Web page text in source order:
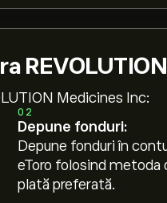
Medicines Inc:
02
Depune fonduri:
Depune fonduri în
eToro folosind metoda
plată preferată.